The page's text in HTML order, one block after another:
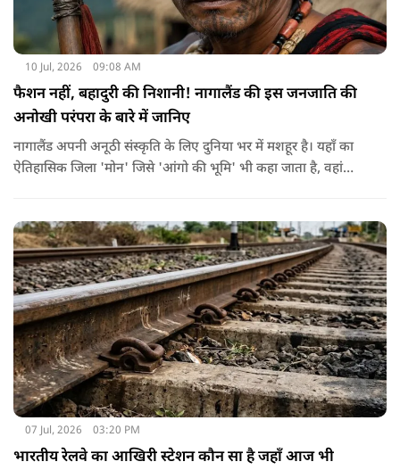
10 Jul, 2026 09:08 AM
फैशन नहीं, बहादुरी की निशानी! नागालैंड की इस जनजाति की
अनोखी परंपरा के बारे में जानिए
नागालैंड अपनी अनूठी संस्कृति के लिए दुनिया भर में मशहूर है। यहाँ का
ऐतिहासिक जिला 'मोन' जिसे 'आंगो की भूमि' भी कहा जाता है, वहां
07 Jul, 2026 03:20 PM
भारतीय रेलवे का आखिरी स्टेशन कौन सा है जहाँ आज भी